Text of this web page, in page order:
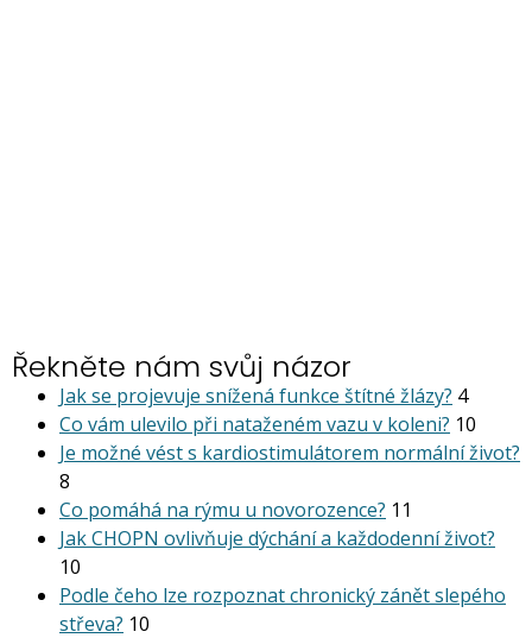
Řekněte nám svůj názor
Jak se projevuje snížená funkce štítné žlázy? 4
Co vám ulevilo při nataženém vazu v koleni? 10
Je možné vést s kardiostimu­látorem normální život?
8
Co pomáhá na rýmu u novorozence? 11
Jak CHOPN ovlivňuje dýchání a každodenní život?
10
Podle čeho lze rozpoznat chronický zánět slepého
střeva? 10